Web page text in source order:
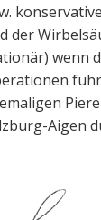
der
wenn
Aigen